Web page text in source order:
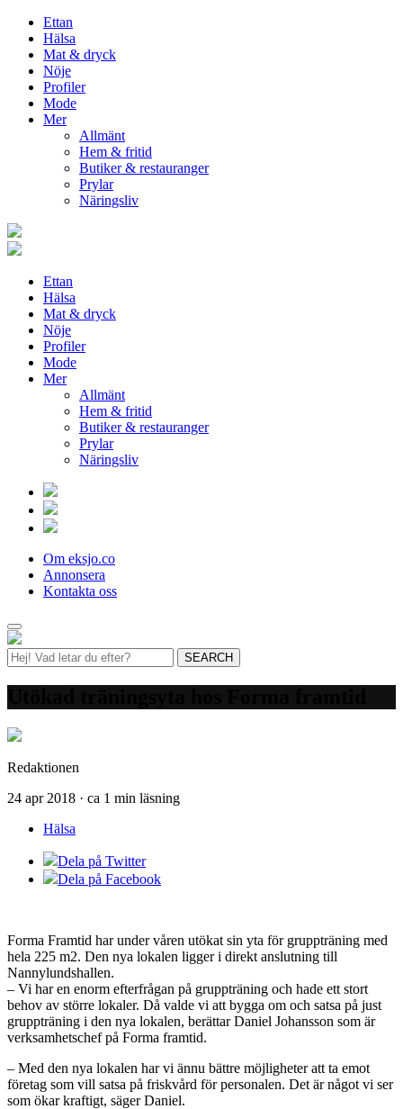
Ettan
Hälsa
Mat & dryck
Nöje
Profiler
Mode
Mer
Allmänt
Hem & fritid
Butiker & restauranger
Prylar
Näringsliv
Ettan
Hälsa
Mat & dryck
Nöje
Profiler
Mode
Mer
Allmänt
Hem & fritid
Butiker & restauranger
Prylar
Näringsliv
Om eksjo.co
Annonsera
Kontakta oss
Redaktionen
24 apr 2018 · ca 1 min läsning
Hälsa
Dela på Twitter
Dela på Facebook
Forma Framtid har under våren utökat sin yta för gruppträning med
hela 225 m2. Den nya lokalen ligger i direkt anslutning till
Nannylundshallen.
– Vi har en enorm efterfrågan på gruppträning och hade ett stort
behov av större lokaler. Då valde vi att bygga om och satsa på just
gruppträning i den nya lokalen, berättar Daniel Johansson som är
verksamhetschef på Forma framtid.
– Med den nya lokalen har vi ännu bättre möjligheter att ta emot
företag som vill satsa på friskvård för personalen. Det är något vi ser
som ökar kraftigt, säger Daniel.